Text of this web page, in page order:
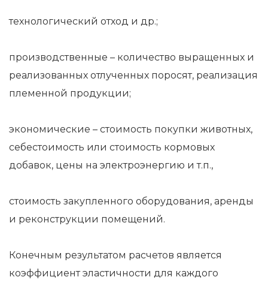
технологический отход и др.;
производственные – количество выращенных и
реализованных отлученных поросят, реализация
племенной продукции;
экономические – стоимость покупки животных,
себестоимость или стоимость кормовых
добавок, цены на электроэнергию и т.п.,
стоимость закупленного оборудования, аренды
и реконструкции помещений.
Конечным результатом расчетов является
коэффициент эластичности для каждого